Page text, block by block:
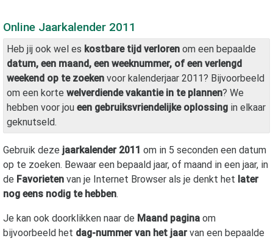
Online Jaarkalender 2011
Heb jij ook wel es kostbare tijd verloren om een bepaalde
datum, een maand, een weeknummer, of een verlengd
weekend op te zoeken voor kalenderjaar 2011? Bijvoorbeeld
om een korte welverdiende vakantie in te plannen? We
hebben voor jou een gebruiksvriendelijke oplossing in elkaar
geknutseld.
Gebruik deze jaarkalender 2011 om in 5 seconden een datum
op te zoeken. Bewaar een bepaald jaar, of maand in een jaar, in
de Favorieten van je Internet Browser als je denkt het later
nog eens nodig te hebben.
Je kan ook doorklikken naar de Maand pagina om
bijvoorbeeld het dag-nummer van het jaarvan een bepaalde